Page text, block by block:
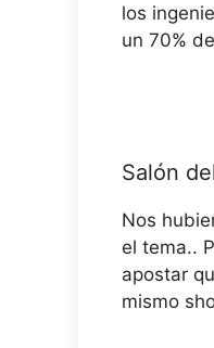
los
un 70%
Salón
Nos
el tema..
apostar
mismo